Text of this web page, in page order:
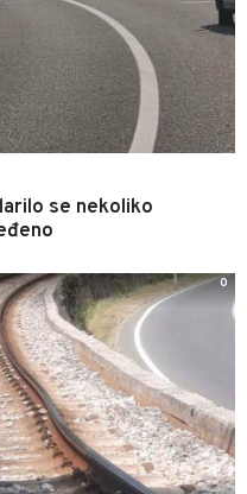
se nekoliko
0